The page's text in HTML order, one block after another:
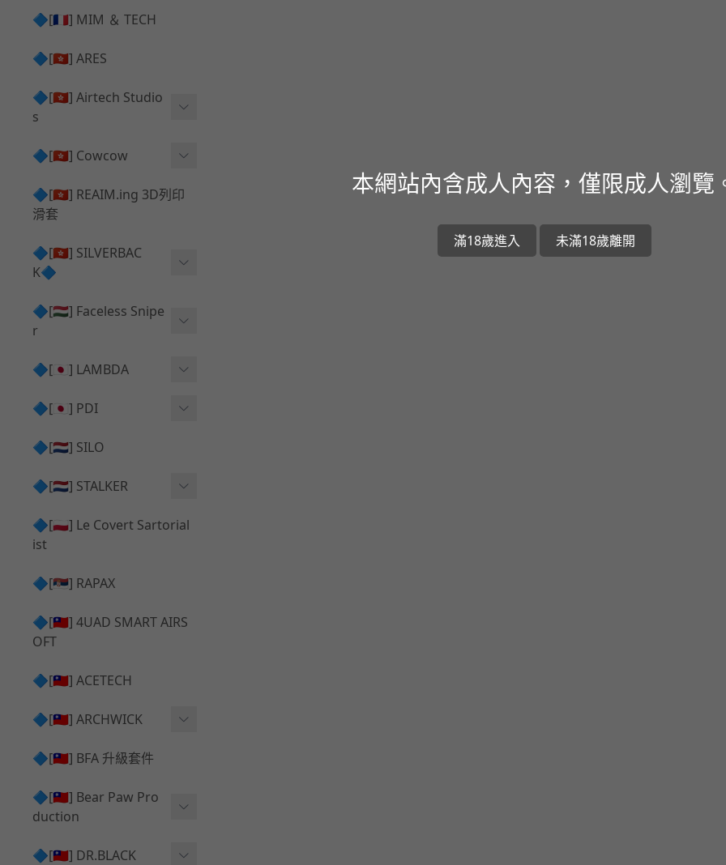
發光器
🔷[🇫🇷] MIM ＆ TECH
🔷[🇭🇰] ARES
🔷[🇭🇰] Airtech Studio
s
VFC
G＆G
Krytac
KWA
Tokyo Marui
PROWIN
MAXX
SILVERBACK SRS
🔷[🇭🇰] Cowcow
TM Glock 系列
Action Army AAP01 系列
UMAREX VFC 系列
KWA⧸KSC系列
🔷[🇭🇰] REAIM.ing 3D列印
滑套
🔷[🇭🇰] SILVERBAC
K🔷
SRS ⧸ HTI 🟦 主體 ⧸ 彈匣
✅ 碳纖管 ⧸ 彈簧
TAC-41 👁️‍🗨️ 外觀 ⧸ 色彩
MDR-X 🟦 主體 ⧸ 彈匣
✅ 通用 ⧸ 精品
MDR-X 🔄 原廠 ⧸ 零件
TAC-41 🔄 原廠 ⧸ 零件
🔷[🇭🇺] Faceless Snipe
r
Mk23 ⧸ SSX23
SRS ⧸ HTI ⧸ TAC-41
🔷[🇯🇵] LAMBDA
Lambda 05 GBB 精密內管
Lambda 03 AEG 精密內管
Lambda 05 AEG 精密內管
🔷[🇯🇵] PDI
01 精密內管
05 精密內管
08 精密內管
🔷[🇳🇱] SILO
🔷[🇳🇱] STALKER
Action Army AAP01 升級
套件
HOP膠皮 ⧸ 下壓塊
件
[夢神⧸Morpheus] 不鏽鋼
內管
套件
[夢神⧸Morpheus] 碳鋼 內
管
🔷[🇵🇱] Le Covert Sartorial
ist
🔷[🇷🇸] RAPAX
🔷[🇹🇼] 4UAD SMART AIRS
OFT
🔷[🇹🇼] ACETECH
🔷[🇹🇼] ARCHWICK
衝鋒套件 Convertion Kit
MWS 升級組件
B＆T APC9 系列產品
B＆T SPR300系列產品
🔷[🇹🇼] BFA 升級套件
🔷[🇹🇼] Bear Paw Pro
duction
T-5000
🔷[🇹🇼] DR.BLACK
本網站內含成人內容，僅限成人瀏覽
滿18歲進入 未滿18歲離開